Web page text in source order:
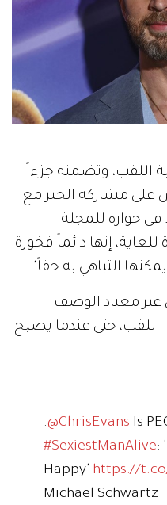
اللقب، وتضمنه جزءاً
على مشاركة الخبر مع
في حواره للمجلة
إنها دائماً فخورة
التباهي به حقاً".
غير معتاد الوصف
اللقب، حتى عندما يصبح
.@ChrisEvans Is
#SexiestManAlive:
Happy' https://
Michael Schwartz